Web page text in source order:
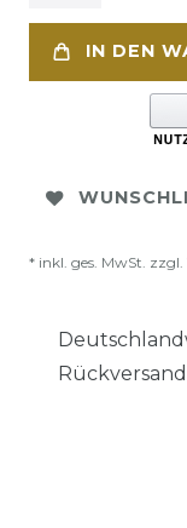
IN DEN
* inkl. ges. MwSt. zzgl.